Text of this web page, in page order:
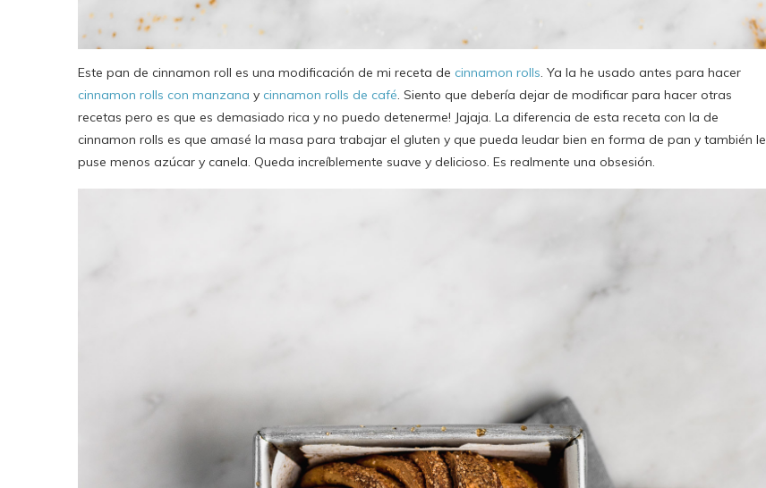
Este pan de cinnamon roll es una modificación de mi receta de cinnamon rolls. Ya la he usado antes para hacer
cinnamon rolls con manzana y cinnamon rolls de café. Siento que debería dejar de modificar para hacer otras
recetas pero es que es demasiado rica y no puedo detenerme! Jajaja. La diferencia de esta receta con la de
cinnamon rolls es que amasé la masa para trabajar el gluten y que pueda leudar bien en forma de pan y también le
puse menos azúcar y canela. Queda increíblemente suave y delicioso. Es realmente una obsesión.